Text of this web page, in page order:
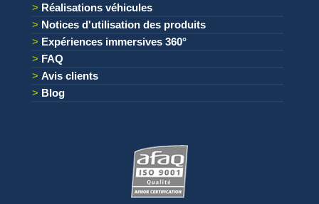
Réalisations véhicules
Notices d'utilisation des produits
Expériences immersives 360°
FAQ
Avis clients
Blog